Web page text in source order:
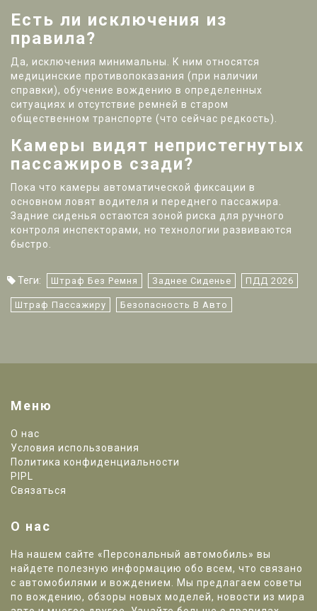
Есть ли исключения из
правила?
Да, исключения минимальны. К ним относятся
медицинские противопоказания (при наличии
справки), обучение вождению в определенных
ситуациях и отсутствие ремней в старом
общественном транспорте (что сейчас редкость).
Камеры видят непристегнутых
пассажиров сзади?
Пока что камеры автоматической фиксации в
основном ловят водителя и переднего пассажира.
Задние сиденья остаются зоной риска для ручного
контроля инспекторами, но технологии развиваются
быстро.
Теги: Штраф Без Ремня Заднее Сиденье ПДД 2026
Штраф Пассажиру Безопасность В Авто
Меню
О нас
Условия использования
Политика конфиденциальности
PIPL
Связаться
О нас
На нашем сайте «Персональный автомобиль» вы
найдете полезную информацию обо всем, что связано
с автомобилями и вождением. Мы предлагаем советы
по вождению, обзоры новых моделей, новости из мира